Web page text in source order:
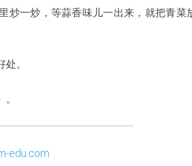
炒一炒，等蒜香味儿一出来，就把青菜
。
edu.com